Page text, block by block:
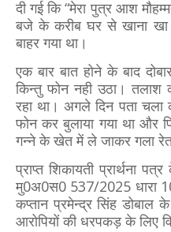
दी गई कि “मेरा पुत्र आश
बजे के करीब घर से खाना
बाहर गया था।
एक बार बात होने के बाद
किन्तु फोन नही उठा।
रहा था। अगले दिन पता
फोन कर बुलाया गया था और
गन्ने के खेत में ले जाकर गला
प्राप्त शिकायती प्रार्थना
मु0अ0स0 537/2025 धारा
कप्तान प्रमेन्द्र सिंह
आरोपियों की धरपकड़ के लिए